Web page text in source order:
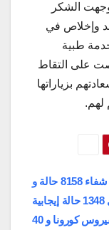
وجهت الشكر
وإخلاص في
طبية
على التقاط
بزياراتها
لهم.
الصحة: شفاء 8158 حالة و
تسجيل 1348 حالة إيجابية
جديدة لفيروس كورونا و 40